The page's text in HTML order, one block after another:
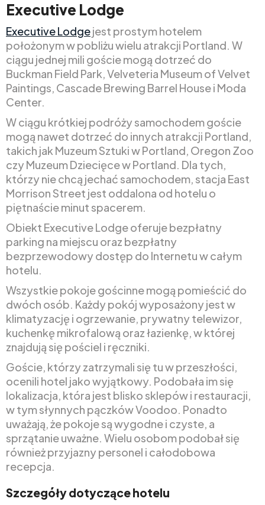
Executive Lodge
Executive Lodgejest prostym hotelem
położonym w pobliżu wielu atrakcji Portland. W
ciągu jednej mili goście mogą dotrzeć do
Buckman Field Park, Velveteria Museum of Velvet
Paintings, Cascade Brewing Barrel House i Moda
Center.
W ciągu krótkiej podróży samochodem goście
mogą nawet dotrzeć do innych atrakcji Portland,
takich jak Muzeum Sztuki w Portland, Oregon Zoo
czy Muzeum Dziecięce w Portland. Dla tych,
którzy nie chcą jechać samochodem, stacja East
Morrison Street jest oddalona od hotelu o
piętnaście minut spacerem.
Obiekt Executive Lodge oferuje bezpłatny
parking na miejscu oraz bezpłatny
bezprzewodowy dostęp do Internetu w całym
hotelu.
Wszystkie pokoje gościnne mogą pomieścić do
dwóch osób. Każdy pokój wyposażony jest w
klimatyzację i ogrzewanie, prywatny telewizor,
kuchenkę mikrofalową oraz łazienkę, w której
znajdują się pościel i ręczniki.
Goście, którzy zatrzymali się tu w przeszłości,
ocenili hotel jako wyjątkowy. Podobała im się
lokalizacja, która jest blisko sklepów i restauracji,
w tym słynnych pączków Voodoo. Ponadto
uważają, że pokoje są wygodne i czyste, a
sprzątanie uważne. Wielu osobom podobał się
również przyjazny personel i całodobowa
recepcja.
Szczegóły dotyczące hotelu